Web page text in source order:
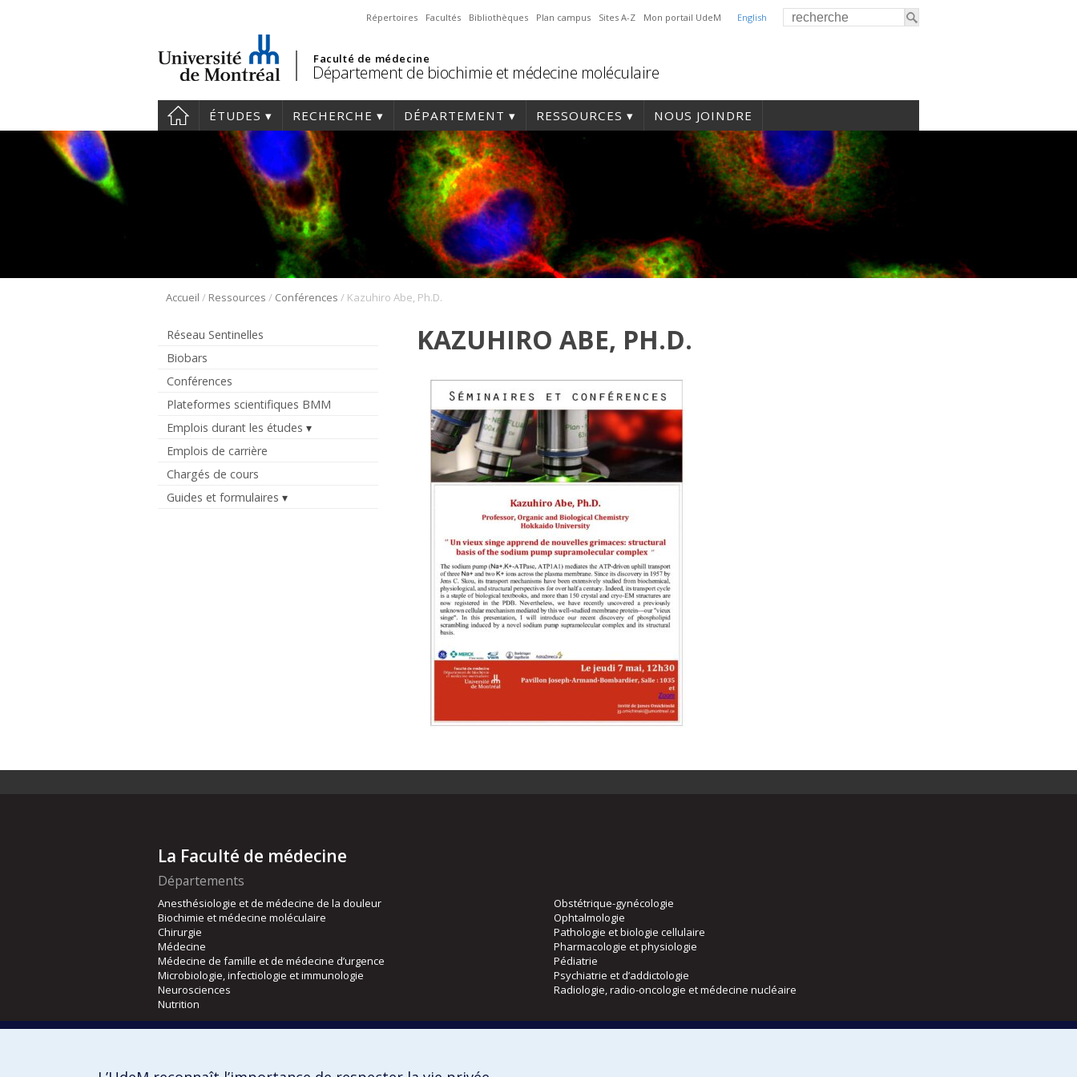
English
Répertoires Facultés Bibliothèques Plan campus Sites A-Z Mon portail UdeM
Faculté de médecine
Département de biochimie et médecine moléculaire
ÉTUDES RECHERCHE DÉPARTEMENT RESSOURCES NOUS JOINDRE
Accueil / Ressources / Conférences / Kazuhiro Abe, Ph.D.
Réseau Sentinelles
Biobars
Conférences
Plateformes scientifiques BMM
Emplois durant les études
Emplois de carrière
Chargés de cours
Guides et formulaires
KAZUHIRO ABE, PH.D.
La Faculté de médecine
Départements
Anesthésiologie et de médecine de la douleur
Biochimie et médecine moléculaire
Chirurgie
Médecine
Médecine de famille et de médecine d’urgence
Microbiologie, infectiologie et immunologie
Neurosciences
Nutrition
Obstétrique-gynécologie
Ophtalmologie
Pathologie et biologie cellulaire
Pharmacologie et physiologie
Pédiatrie
Psychiatrie et d’addictologie
Radiologie, radio-oncologie et médecine nucléaire